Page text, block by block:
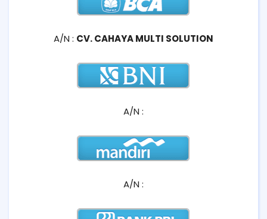
A/N : CV. CAHAYA MULTI SOLUTION
A/N :
A/N :